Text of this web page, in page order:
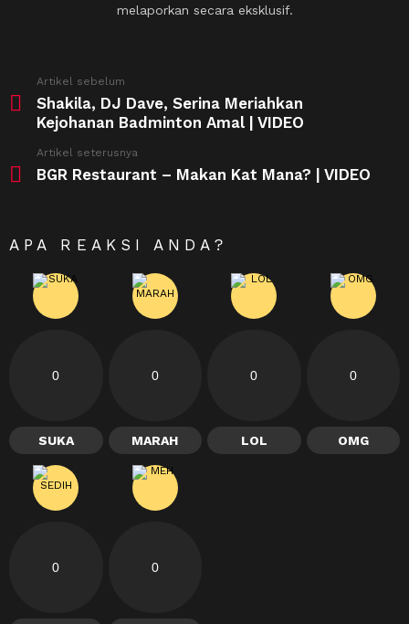
melaporkan secara eksklusif.
more
Artikel sebelum
Shakila, DJ Dave, Serina Meriahkan
Kejohanan Badminton Amal | VIDEO
Artikel seterusnya
BGR Restaurant – Makan Kat Mana? | VIDEO
APA REAKSI ANDA?
0
SUKA
0
MARAH
0
LOL
0
OMG
0 0